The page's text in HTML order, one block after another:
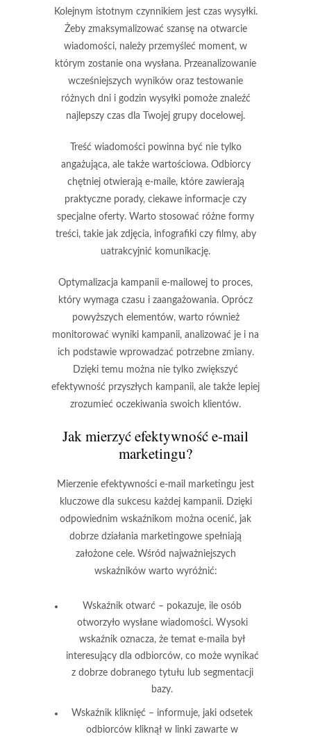
Kolejnym istotnym czynnikiem jest czas wysyłki.
Żeby zmaksymalizować szansę na otwarcie
wiadomości, należy przemyśleć moment, w
którym zostanie ona wysłana. Przeanalizowanie
wcześniejszych wyników oraz testowanie
różnych dni i godzin wysyłki pomoże znaleźć
najlepszy czas dla Twojej grupy docelowej.
Treść wiadomości powinna być nie tylko
angażująca, ale także wartościowa. Odbiorcy
chętniej otwierają e-maile, które zawierają
praktyczne porady, ciekawe informacje czy
specjalne oferty. Warto stosować różne formy
treści, takie jak zdjęcia, infografiki czy filmy, aby
uatrakcyjnić komunikację.
Optymalizacja kampanii e-mailowej to proces,
który wymaga czasu i zaangażowania. Oprócz
powyższych elementów, warto również
monitorować wyniki kampanii, analizować je i na
ich podstawie wprowadzać potrzebne zmiany.
Dzięki temu można nie tylko zwiększyć
efektywność przyszłych kampanii, ale także lepiej
zrozumieć oczekiwania swoich klientów.
Jak mierzyć efektywność e-mail
marketingu?
Mierzenie efektywności e-mail marketingu jest
kluczowe dla sukcesu każdej kampanii. Dzięki
odpowiednim wskaźnikom można ocenić, jak
dobrze działania marketingowe spełniają
założone cele. Wśród najważniejszych
wskaźników warto wyróżnić:
Wskaźnik otwarć – pokazuje, ile osób
otworzyło wysłane wiadomości. Wysoki
wskaźnik oznacza, że temat e-maila był
interesujący dla odbiorców, co może wynikać
z dobrze dobranego tytułu lub segmentacji
bazy.
Wskaźnik kliknięć – informuje, jaki odsetek
odbiorców kliknął w linki zawarte w